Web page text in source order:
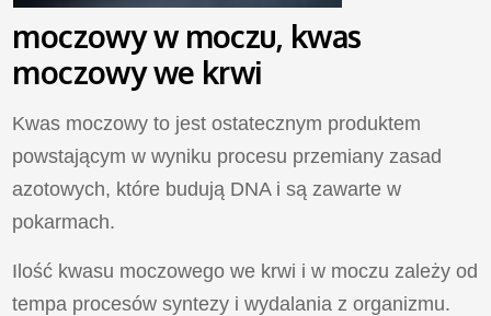
moczowy w moczu, kwas
moczowy we krwi
Kwas moczowy to jest ostatecznym produktem
powstającym w wyniku procesu przemiany zasad
azotowych, które budują DNA i są zawarte w
pokarmach.
Ilość kwasu moczowego we krwi i w moczu zależy od
tempa procesów syntezy i wydalania z organizmu.